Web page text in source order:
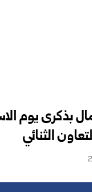
بذكرى يوم
الثنائي